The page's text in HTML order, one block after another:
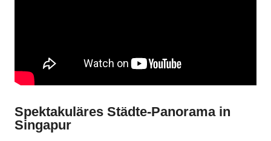
Spektakuläres Städte-Panorama in
Singapur